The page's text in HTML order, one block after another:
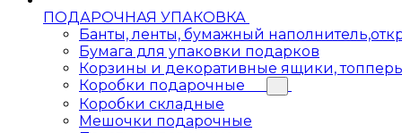
ПОДАРОЧНАЯ УПАКОВКА
Банты, ленты, бумажный
Бумага для упаковки подарков
Корзины и декоративные ящики,
Коробки подарочные
Коробки складные
Мешочки подарочные